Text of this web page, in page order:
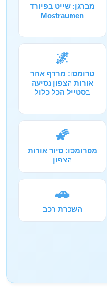
מברגן: שייט בפיורד
Mostraumen
🌌
טרומסו: מרדף אחר
אורות הצפון נסיעה
בסטייל הכל כלול
🌠
מטרומסו: סיור אורות
הצפון
🚗
השכרת רכב